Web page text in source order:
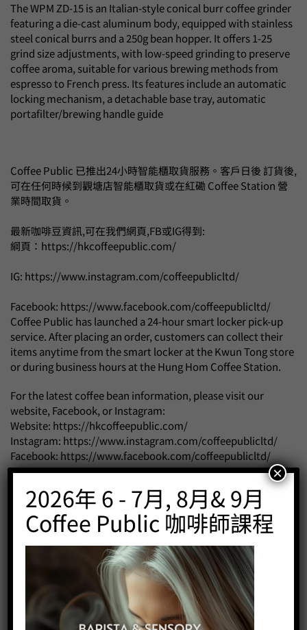
The WPM ZD-15 is an Italian-style conical burr coffee grinder
featuring a die-cast aluminum body, equipped with stainless
steel conical burrs and a 250g bean hopper. It offers 1-25
grind size adjustments, with low-speed grinding to preserve
coffee aroma, suitable for various brewing methods from
espresso to French press. Its features include an automatic
locking mechanism, a detachable base tray, automatic
portafilter/brewing handle guide
Coffee Public 已推出24小時智能櫃取貨服務。客戶日後 訂貨後,
可在任何時候到觀塘店智能櫃取貨或在紅磡 Coffee Station 營
業時間取貨。
最新咖啡豆資訊,可在我們網頁,FB或IG得到:
綱頁：https://hkcoffeepublic.com/
IG: https://www.instagram.com/coffeepublicltd/
Facebook: https://www.facebook.com/coffeepublicltd/
Coffee Public has launched a 24-hour smart locker pick-up
service. After placing an order, customers can collect their
items anytime from the smart locker at the Kwun Tong store
or during business hours at the Hung Hom Coffee Station.
For the latest coffee bean information, please visit our
website, Facebook, or Instagram:
Website: https://hkcoffeepublic.com/
Instagram: https://www.instagram.com/coffeepublicltd/
Facebook: https://www.facebook.com/coffeepublicltd/
Order hotline WhatsApp: 5703 6727
2026年 6 - 7月, 8月& 9月
Coffee Public 咖啡師課程
×